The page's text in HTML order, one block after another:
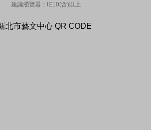
建議瀏覽器：IE10(含)以上